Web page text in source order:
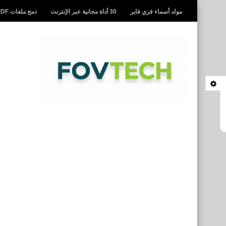
مولد أسماء فري فاير 30 أداة مجانية عبر الإنترنت دمج ملفات PDF